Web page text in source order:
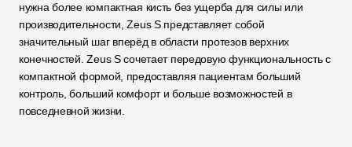
нужна более компактная кисть без ущерба для силы или
производительности, Zeus S представляет собой
значительный шаг вперёд в области протезов верхних
конечностей. Zeus S сочетает передовую функциональность с
компактной формой, предоставляя пациентам больший
контроль, больший комфорт и больше возможностей в
повседневной жизни.